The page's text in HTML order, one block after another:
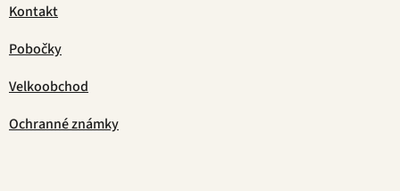
Kontakt
Pobočky
Velkoobchod
Ochranné známky